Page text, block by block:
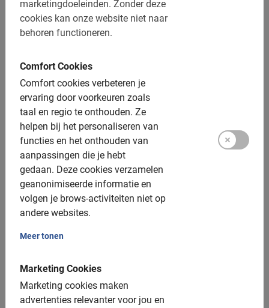
marketingdoeleinden. Zonder deze
cookies kan onze website niet naar
behoren functioneren.
Comfort Cookies
Comfort cookies verbeteren je
ervaring door voorkeuren zoals
taal en regio te onthouden. Ze
helpen bij het personaliseren van
functies en het onthouden van
aanpassingen die je hebt
gedaan. Deze cookies verzamelen
geanonimiseerde informatie en
volgen je brows-activiteiten niet op
andere websites.
Meer tonen
Marketing Cookies
Marketing cookies maken
advertenties relevanter voor jou en
De betaling is vooraf via de website
Gratis wijzigen of annuleren tot 24u vooraf
Afstand: ca. 8-10 km
Toegankelijk voor alle fietsers
Inclusief:
Gebruik van de fiets
De Nederlandse gids
Een top ervaring!
Kinderfietsen: ja, verschillende maten
Kinderzitjes: tot 22 kilo, achterop